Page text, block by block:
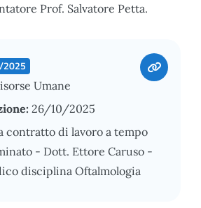
Prof. Salvatore Petta.
2025
Umane
26/10/2025
contratto di lavoro a tempo
- Dott. Ettore Caruso -
disciplina Oftalmologia